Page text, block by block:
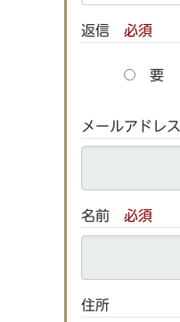
返信 必須
要
メールアドレス
名前 必須
住所